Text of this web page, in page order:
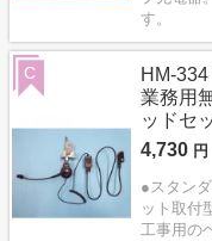
す。
HM-
業務用
ッドセ
4,730 円
●スタン
ット取付
工事用の
C